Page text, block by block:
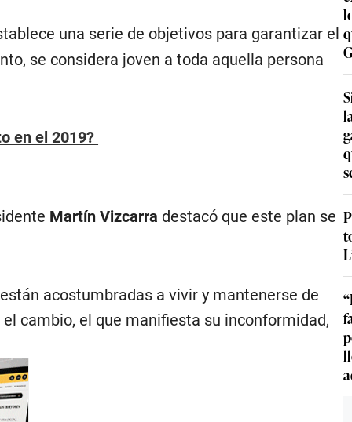
una serie de objetivos para garantizar el
se considera joven a toda aquella persona
en el 2019?
Martín Vizcarra destacó que este plan se
acostumbradas a vivir y mantenerse de
cambio, el que manifiesta su inconformidad,